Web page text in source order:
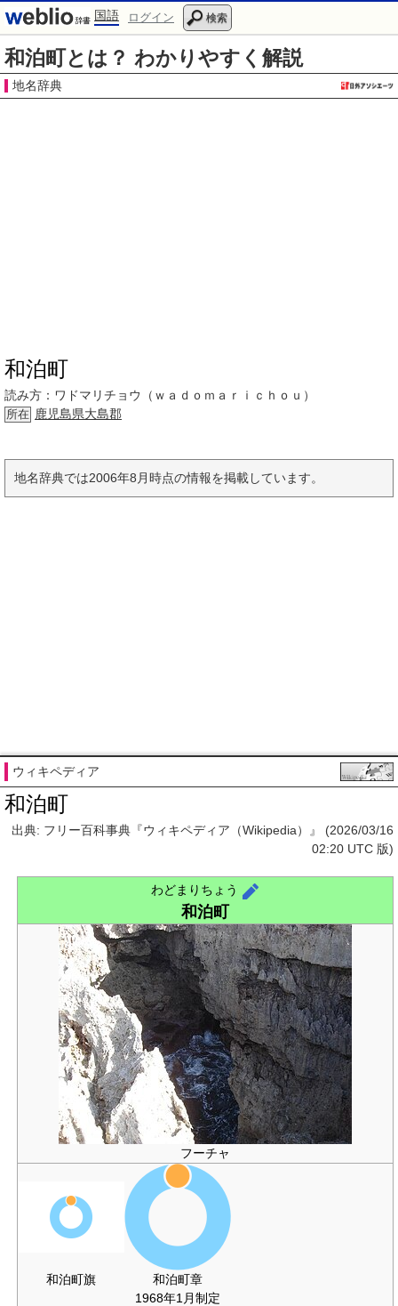
国語 ログイン 検索
和泊町とは？ わかりやすく解説
地名辞典
和泊町
読み方： ワドマリチョウ（ｗａｄｏｍａｒｉｃｈｏｕ）
所在 鹿児島県大島郡
地名辞典では2006年8月時点の情報を掲載しています。
ウィキペディア
和泊町
出典: フリー百科事典『ウィキペディア（Wikipedia）』 (2026/03/16
02:20 UTC 版)
わどまりちょう
和泊町
フーチャ
和泊町旗
和泊町章
1968年1月制定